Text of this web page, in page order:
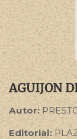
AGUIJON
Autor:
Editorial: